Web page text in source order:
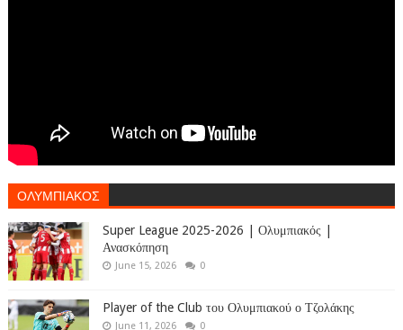
ΟΛΥΜΠΙΑΚΟΣ
Super League 2025-2026 | Ολυμπιακός |
Ανασκόπηση
June 15, 2026 0
Player of the Club του Ολυμπιακού ο Τζολάκης
June 11, 2026 0